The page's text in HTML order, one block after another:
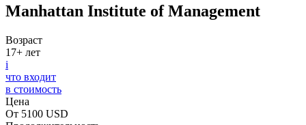
Manhattan Institute of Management
Возраст
17+ лет
i
что входит
в стоимость
Цена
От 5100 USD